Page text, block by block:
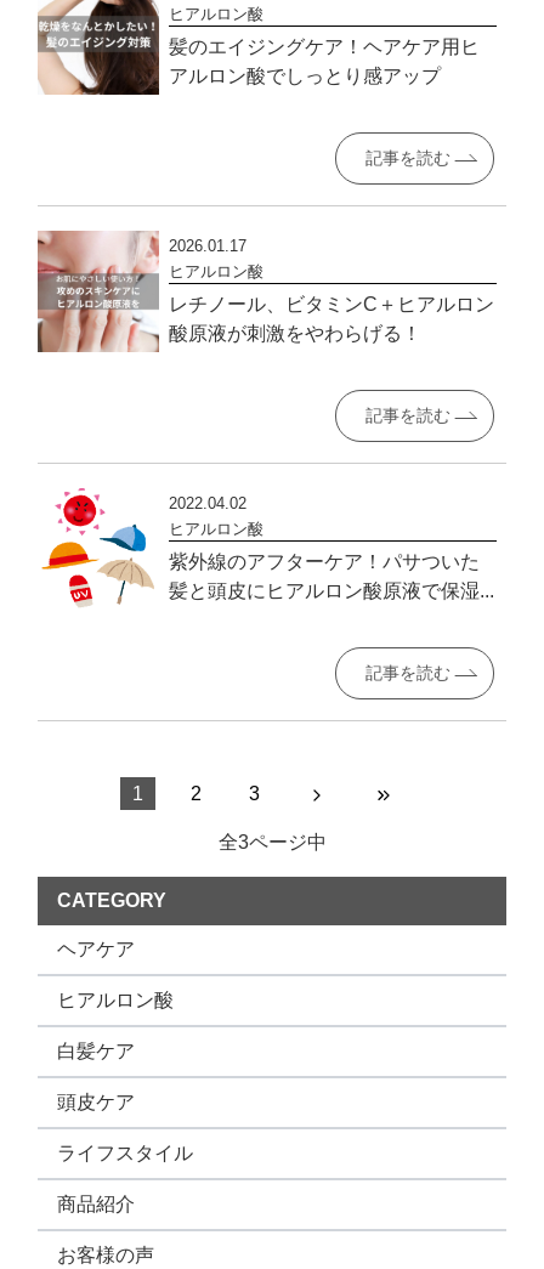
ヒアルロン酸
髪のエイジングケア！ヘアケア用ヒ
アルロン酸でしっとり感アップ
記事を読む
2026.01.17
ヒアルロン酸
レチノール、ビタミンC＋ヒアルロン
酸原液が刺激をやわらげる！
記事を読む
2022.04.02
ヒアルロン酸
紫外線のアフターケア！パサついた
髪と頭皮にヒアルロン酸原液で保湿...
記事を読む
1 2 3
全3ページ中
CATEGORY
ヘアケア
ヒアルロン酸
白髪ケア
頭皮ケア
ライフスタイル
商品紹介
お客様の声